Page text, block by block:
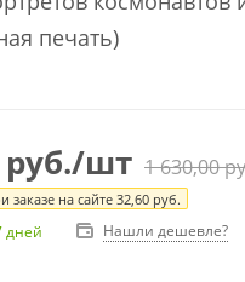
печать)
руб./шт 1 630,00
заказе на сайте32,60 руб.
дней Нашли дешевле?